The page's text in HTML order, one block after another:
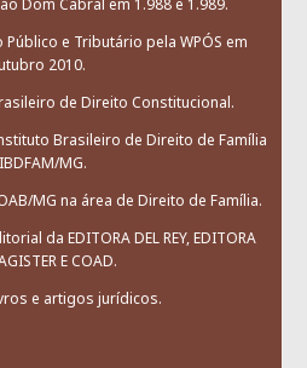
Dom Cabral em 1.988 e 1.989.
e Tributário pela WPÓS em
2010.
de Direito Constitucional.
Brasileiro de Direito de Família
MG.
MG na área de Direito de Família.
da EDITORA DEL REY, EDITORA
E COAD.
e artigos jurídicos.